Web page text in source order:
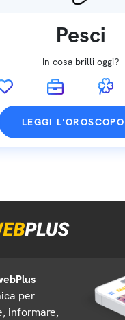
Pesci
In cosa brilli oggi?
LEGGI L'OROSCOPO
per
informare,